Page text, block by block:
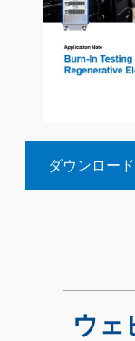
ダウンロード
ウェ